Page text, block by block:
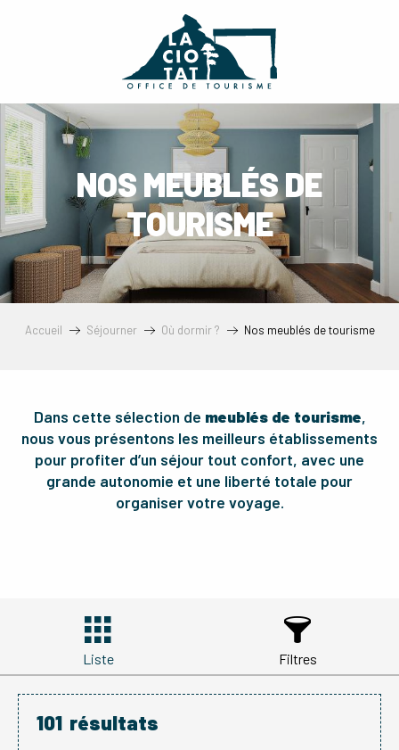
NOS MEUBLÉS DE
TOURISME
Accueil Séjourner Où dormir ? Nos meublés de tourisme
Dans cette sélection de meublés de tourisme,
nous vous présentons les meilleurs établissements
pour profiter d’un séjour tout confort, avec une
grande autonomie et une liberté totale pour
organiser votre voyage.
Liste Filtres
101 résultats